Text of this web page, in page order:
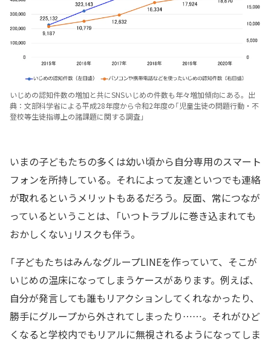
いじめの認知件数の増加と共にSNSいじめの件数も年々増加傾向にある。出
典：文部科学省による平成28年度から令和2年度の「児童生徒の問題行動・不
登校等生徒指導上の諸課題に関する調査」
いまの子どもたちの多くは幼い頃から自分専用のスマート
フォンを所持している。それによって友達といつでも連絡
が取れるというメリットもあるだろう。反面、常につなが
っているということは、「いつトラブルに巻き込まれても
おかしくない」リスクも伴う。
「子どもたちはみんなグループLINEを作っていて、そこが
いじめの温床になってしまうケースがあります。例えば、
自分が発言しても誰もリアクションしてくれなかったり、
勝手にグループから外されてしまったり……。それがひど
くなると学校内でもリアルに無視されるようになってしま